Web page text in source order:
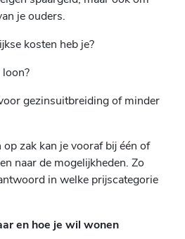
je ouders.
kosten heb je?
gezinsuitbreiding of minder
zak kan je vooraf bij één of
naar de mogelijkheden. Zo
in welke prijscategorie
en hoe je wil wonen